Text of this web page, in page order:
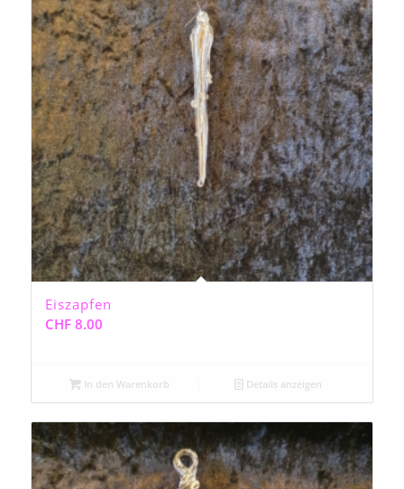
Eiszapfen
CHF8.00
In den Warenkorb Details anzeigen